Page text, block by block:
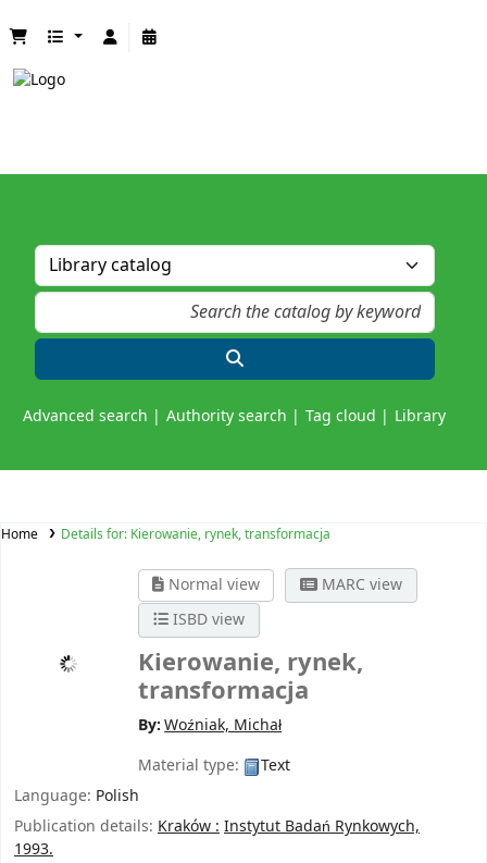
Advanced search Authority search Tag cloud Library
Home Details for: Kierowanie, rynek, transformacja
Normal view
MARC view
ISBD view
Kierowanie, rynek,
transformacja
By:Woźniak, Michał
Material type:
Text
Language: Polish
Publication details: Kraków :Instytut Badań Rynkowych,
1993.